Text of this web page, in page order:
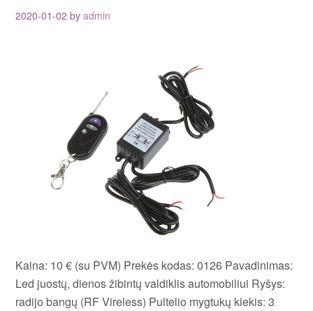
2020-01-02 byadmin
Kaina: 10 € (su PVM) Prekės kodas: 0126 Pavadinimas:
Led juostų, dienos žibintų valdiklis automobiliui Ryšys:
radijo bangų (RF Vireless) Pultelio mygtukų kiekis: 3